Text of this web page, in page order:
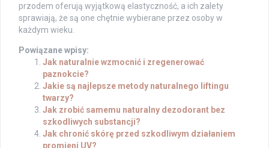
przodem oferują wyjątkową elastyczność, a ich zalety
sprawiają, że są one chętnie wybierane przez osoby w
każdym wieku.
Powiązane wpisy:
Jak naturalnie wzmocnić i zregenerować
paznokcie?
Jakie są najlepsze metody naturalnego liftingu
twarzy?
Jak zrobić samemu naturalny dezodorant bez
szkodliwych substancji?
Jak chronić skórę przed szkodliwym działaniem
promieni UV?